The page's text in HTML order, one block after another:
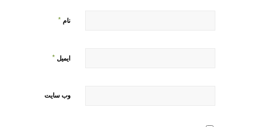
نام *
ایمیل *
وب‌ سایت